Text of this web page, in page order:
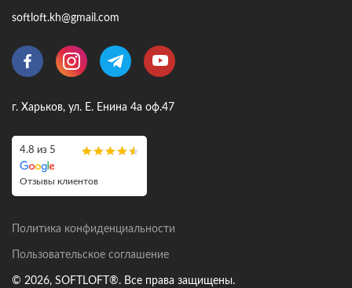
softloft.kh@gmail.com
г. Харьков, ул. Е. Енина 4а оф.47
4.8 из 5
Отзывы клиентов
Политика конфиденциальности
Пользовательское соглашение
© 2026, SOFTLOFT®. Все права защищены.